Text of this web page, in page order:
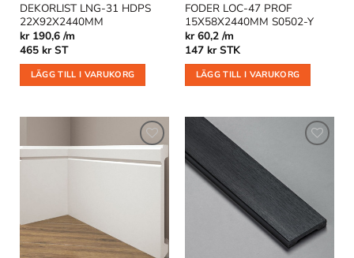
DEKORLIST LNG-31 HDPS
22X92X2440MM
kr 190,6 /m
465 kr ST
LÄGG TILL I VARUKORG
FODER LOC-47 PROF
15X58X2440MM S0502-Y
kr 60,2 /m
147 kr STK
LÄGG TILL I VARUKORG
önskelistan